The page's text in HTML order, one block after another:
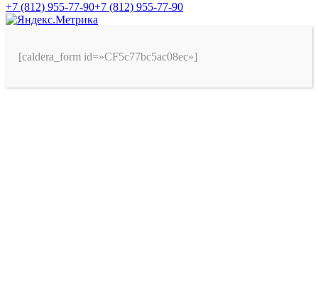
+7 (812) 955-77-90+7 (812) 955-77-90
[caldera_form id=»CF5c77bc5ac08ec»]